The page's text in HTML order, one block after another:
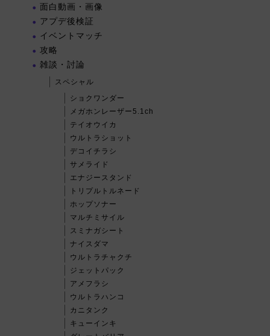
面白動画・画像
アプデ後検証
イベントマッチ
攻略
雑談・討論
スペシャル
ショクワンダー
メガホンレーザー5.1ch
テイオウイカ
ウルトラショット
デコイチラシ
サメライド
エナジースタンド
トリプルトルネード
ホップソナー
マルチミサイル
スミナガシート
ナイスダマ
ウルトラチャクチ
ジェットパック
アメフラシ
ウルトラハンコ
カニタンク
キューインキ